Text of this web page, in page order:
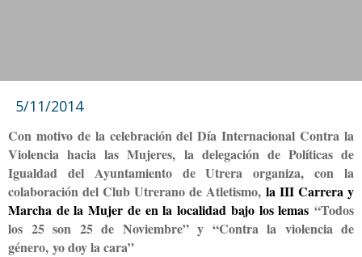
5/11/2014
Con motivo de la celebración del Día Internacional Contra la
Violencia hacia las Mujeres, la delegación de Políticas de
Igualdad del Ayuntamiento de Utrera organiza, con la
colaboración del Club Utrerano de Atletismo, la III Carrera y
Marcha de la Mujer de en la localidad bajo los lemas “Todos
los 25 son 25 de Noviembre” y “Contra la violencia de
género, yo doy la cara”